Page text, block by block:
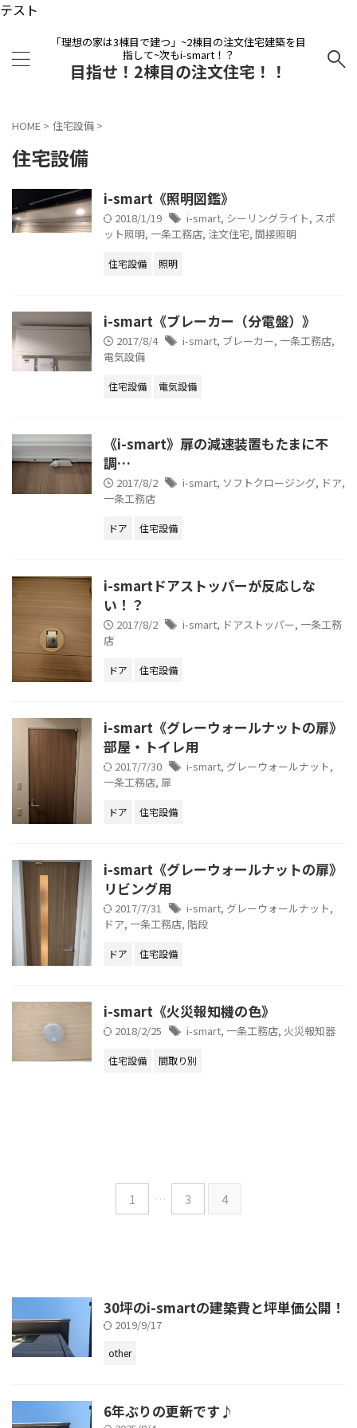
テスト
「理想の家は3棟目で建つ」~2棟目の注文住宅建築を目
指して~次もi-smart！？
目指せ！2棟目の注文住宅！！
HOME > 住宅設備 >
住宅設備
i-smart《照明図鑑》
2018/1/19 i-smart, シーリングライト, スポ
ット照明, 一条工務店, 注文住宅, 間接照明
住宅設備 照明
i-smart《ブレーカー（分電盤）》
2017/8/4 i-smart, ブレーカー, 一条工務店,
電気設備
住宅設備 電気設備
《i-smart》扉の減速装置もたまに不
調…
2017/8/2 i-smart, ソフトクロージング, ドア,
一条工務店
ドア 住宅設備
i-smartドアストッパーが反応しな
い！？
2017/8/2 i-smart, ドアストッパー, 一条工務
店
ドア 住宅設備
i-smart《グレーウォールナットの扉》
部屋・トイレ用
2017/7/30 i-smart, グレーウォールナット,
一条工務店, 扉
ドア 住宅設備
i-smart《グレーウォールナットの扉》
リビング用
2017/7/31 i-smart, グレーウォールナット,
ドア, 一条工務店, 階段
ドア 住宅設備
i-smart《火災報知機の色》
2018/2/25 i-smart, 一条工務店, 火災報知器
住宅設備 間取り別
1 … 3 4
30坪のi-smartの建築費と坪単価公開！
2019/9/17
other
6年ぶりの更新です♪